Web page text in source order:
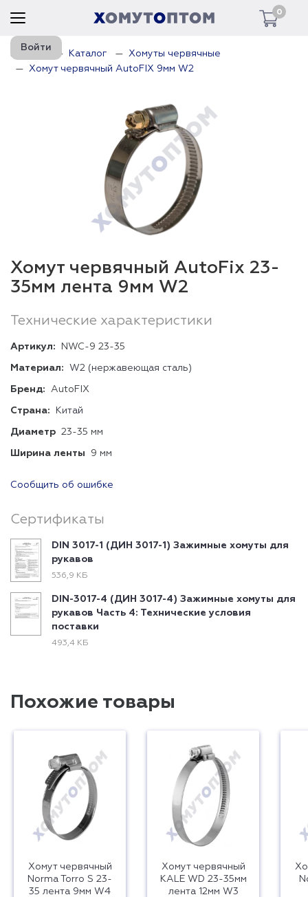
0
Войти
Главная Каталог
Хомуты червячные
Хомут червячный AutoFIX 9мм W2
Хомут червячный AutoFix 23-
35мм лента 9мм W2
Технические характеристики
Артикул: NWC-9 23-35
Материал: W2 (нержавеющая сталь)
Бренд: AutoFIX
Страна: Китай
Диаметр 23-35 мм
Ширина ленты 9 мм
Сообщить об ошибке
Сертификаты
DIN 3017-1 (ДИН 3017-1) Зажимные хомуты для
рукавов
536,9 КБ
DIN-3017-4 (ДИН 3017-4) Зажимные хомуты для
рукавов Часть 4: Технические условия
поставки
493,4 КБ
Похожие товары
Хомут червячный
Norma Torro S 23-
35 лента 9мм W4
Хомут червячный
KALE WD 23-35мм
лента 12мм W3